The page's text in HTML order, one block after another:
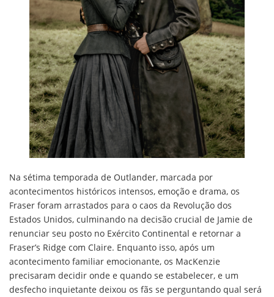
Na sétima temporada de Outlander, marcada por
acontecimentos históricos intensos, emoção e drama, os
Fraser foram arrastados para o caos da Revolução dos
Estados Unidos, culminando na decisão crucial de Jamie de
renunciar seu posto no Exército Continental e retornar a
Fraser’s Ridge com Claire. Enquanto isso, após um
acontecimento familiar emocionante, os MacKenzie
precisaram decidir onde e quando se estabelecer, e um
desfecho inquietante deixou os fãs se perguntando qual será